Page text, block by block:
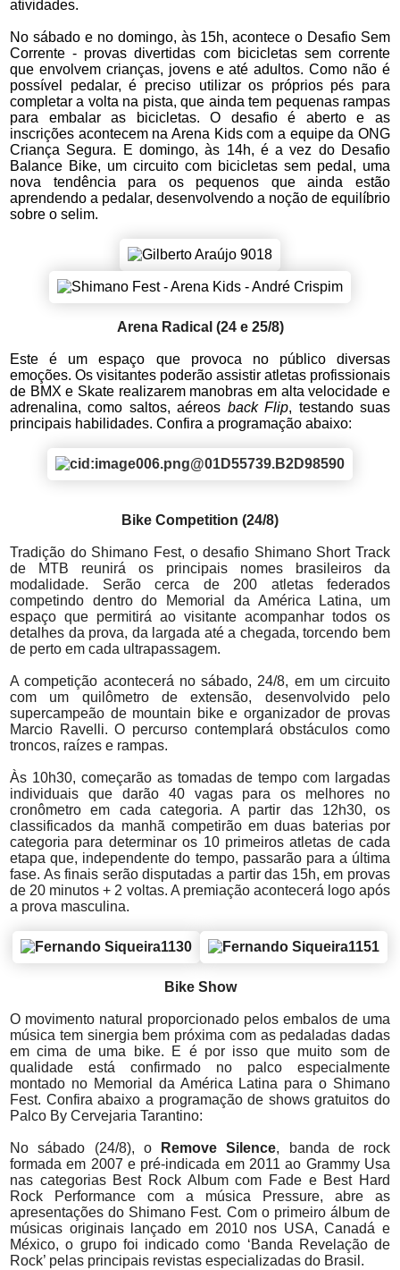
atividades.
No sábado e no domingo, às 15h, acontece o Desafio Sem
Corrente - provas divertidas com bicicletas sem corrente
que envolvem crianças, jovens e até adultos. Como não é
possível pedalar, é preciso utilizar os próprios pés para
completar a volta na pista, que ainda tem pequenas rampas
para embalar as bicicletas. O desafio é aberto e as
inscrições acontecem na Arena Kids com a equipe da ONG
Criança Segura. E domingo, às 14h, é a vez do Desafio
Balance Bike, um circuito com bicicletas sem pedal, uma
nova tendência para os pequenos que ainda estão
aprendendo a pedalar, desenvolvendo a noção de equilíbrio
sobre o selim.
Arena Radical (24 e 25/8)
Este é um espaço que provoca no público diversas
emoções. Os visitantes poderão assistir atletas profissionais
de BMX e Skate realizarem manobras em alta velocidade e
adrenalina, como saltos, aéreos back Flip, testando suas
principais habilidades. Confira a programação abaixo:
Bike Competition (24/8)
Tradição do Shimano Fest, o desafio Shimano Short Track
de MTB reunirá os principais nomes brasileiros da
modalidade. Serão cerca de 200 atletas federados
competindo dentro do Memorial da América Latina, um
espaço que permitirá ao visitante acompanhar todos os
detalhes da prova, da largada até a chegada, torcendo bem
de perto em cada ultrapassagem.
A competição acontecerá no sábado, 24/8, em um circuito
com um quilômetro de extensão, desenvolvido pelo
supercampeão de mountain bike e organizador de provas
Marcio Ravelli. O percurso contemplará obstáculos como
troncos, raízes e rampas.
Às 10h30, começarão as tomadas de tempo com largadas
individuais que darão 40 vagas para os melhores no
cronômetro em cada categoria. A partir das 12h30, os
classificados da manhã competirão em duas baterias por
categoria para determinar os 10 primeiros atletas de cada
etapa que, independente do tempo, passarão para a última
fase. As finais serão disputadas a partir das 15h, em provas
de 20 minutos + 2 voltas. A premiação acontecerá logo após
a prova masculina.
Bike Show
O movimento natural proporcionado pelos embalos de uma
música tem sinergia bem próxima com as pedaladas dadas
em cima de uma bike. E é por isso que muito som de
qualidade está confirmado no palco especialmente
montado no Memorial da América Latina para o Shimano
Fest. Confira abaixo a programação de shows gratuitos do
Palco By Cervejaria Tarantino:
No sábado (24/8), o Remove Silence, banda de rock
formada em 2007 e pré-indicada em 2011 ao Grammy Usa
nas categorias Best Rock Album com Fade e Best Hard
Rock Performance com a música Pressure, abre as
apresentações do Shimano Fest. Com o primeiro álbum de
músicas originais lançado em 2010 nos USA, Canadá e
México, o grupo foi indicado como ‘Banda Revelação de
Rock’ pelas principais revistas especializadas do Brasil.